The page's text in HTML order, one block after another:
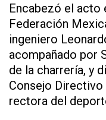
Encabezó el acto
Federación
ingeniero
acompañado por
de la charrería, y
Consejo Directivo
rectora del